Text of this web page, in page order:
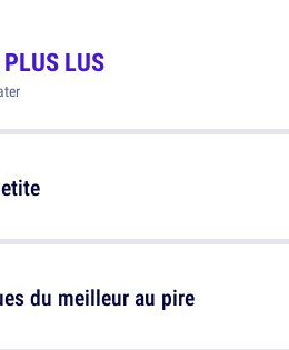
LUS
du meilleur au pire